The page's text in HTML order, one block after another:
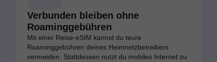
Verbunden bleiben ohne
Roaminggebühren
Mit einer Reise-eSIM kannst du teure
Roaminggebühren deines Heimnetzbetreibers
vermeiden. Stattdessen nutzt du mobiles Internet zu